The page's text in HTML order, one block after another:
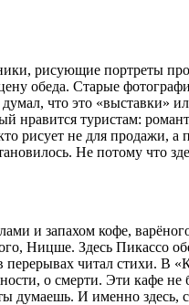
рисующие портреты
обеда. Старые
что это «выставки»
нравится туристам:
рисует не для продажи,
Не потому что
и запахом кофе,
Ницше. Здесь Пикассо
читал стихи. В
о смерти. Эти кафе
И именно здесь,